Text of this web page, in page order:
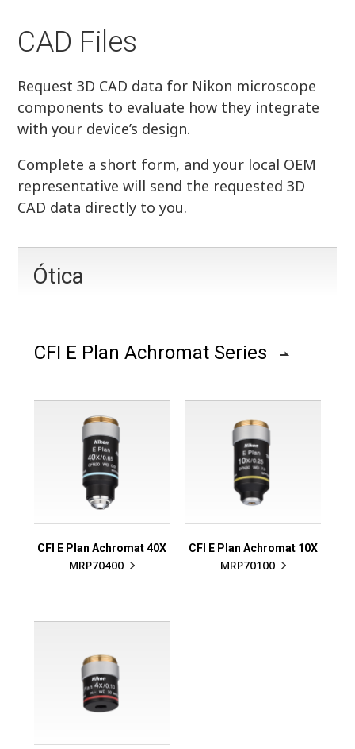
CAD Files
Request 3D CAD data for Nikon microscope
components to evaluate how they integrate
with your device’s design.
Complete a short form, and your local OEM
representative will send the requested 3D
CAD data directly to you.
Ótica
CFI E Plan Achromat Series
CFI E Plan Achromat 40X
MRP70400
CFI E Plan Achromat 10X
MRP70100